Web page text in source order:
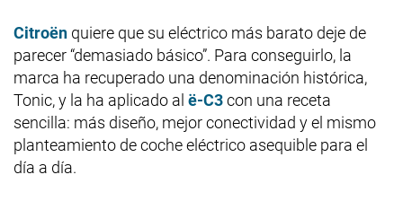
Citroën quiere que su eléctrico más barato deje de
parecer “demasiado básico”. Para conseguirlo, la
marca ha recuperado una denominación histórica,
Tonic, y la ha aplicado al ë-C3con una receta
sencilla: más diseño, mejor conectividad y el mismo
planteamiento de coche eléctrico asequible para el
día a día.